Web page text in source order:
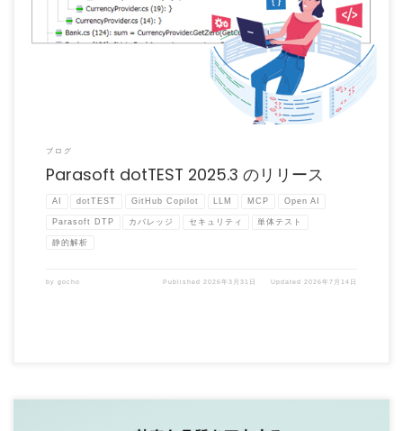
Parasoft dotTEST 2025.3 がリリースされました。 Parasoft dotTE […]
ブログ
Parasoft dotTEST 2025.3 のリリース
AI dotTEST GitHub Copilot LLM MCP Open AI
Parasoft DTP カバレッジ セキュリティ 単体テスト
静的解析
by gocho Published 2026年3月31日 Updated 2026年7月14日